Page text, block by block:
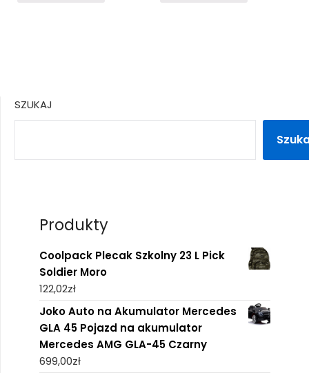
SZUKAJ
Produkty
Coolpack Plecak Szkolny 23 L Pick
Soldier Moro
122,02zł
Joko Auto na Akumulator Mercedes
GLA 45 Pojazd na akumulator
Mercedes AMG GLA-45 Czarny
699,00zł